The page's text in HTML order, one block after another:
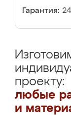
Гарантия:
проекту:
любые
и